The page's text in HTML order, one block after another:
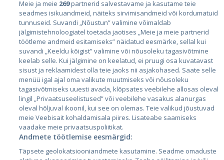
Страны
Эстония
Латвия
Литва
City24.lv
CVbankas.lt
Meie ja meie 269partnerid salvestavame ja kasutame teie
seadmes isikuandmeid, näiteks sirvimisandmeid või kordumatuid
tunnuseid. Suvandi „Nõustun” valimine võimaldab
jälgimistehnoloogiatel toetada jaotises „Meie ja meie partnerid
töötleme andmeid esitamiseks” näidatud eesmärke, sellal kui
suvandi „Keeldu kõigist” valimine või nõusoleku tagasivõtmine
keelab selle. Kui jälgimine on keelatud, ei pruugi osa kuvatavast
sisust ja reklaamidest olla teie jaoks nii asjakohased. Saate selle
menüü igal ajal oma valikute muutmiseks või nõusoleku
tagasivõtmiseks uuesti avada, klõpsates veebilehe allosas oleval
lingil „Privaatsuseelistused” või veebilehe vasakus alanurgas
oleval hõljuval ikoonil, kui see on olemas. Teie valikud jõustuvad
meie Veebisait kohaldamisala piires. Lisateabe saamiseks
vaadake meie privaatsuspoliitikat.
Andmete töötlemise eesmärgid:
Täpsete geolokatsiooniandmete kasutamine. Seadme omaduste